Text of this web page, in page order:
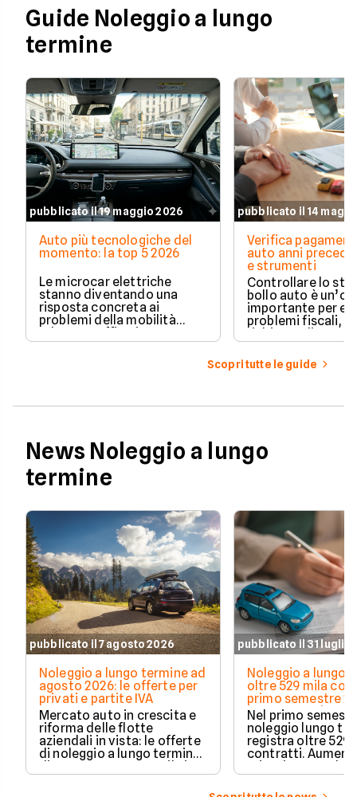
Guide Noleggio a lungo
termine
pubblicato il 19 maggio 2026
Auto più tecnologiche del
momento: la top 5 2026
Le microcar elettriche
stanno diventando una
risposta concreta ai
problemi della mobilità
urbana: traffico intenso,
parcheggi limitati e costi di
pubblicato il 14
Verifica
auto anni
e strumenti
Controllare lo
bollo auto è
importante per
problemi fiscali,
richieste di
inattese.
Scopri tutte le guide
News Noleggio a lungo
termine
pubblicato il 7 agosto 2026
Noleggio a lungo termine ad
agosto 2026: le offerte per
privati e partite IVA
Mercato auto in crescita e
riforma delle flotte
aziendali in vista: le offerte
di noleggio a lungo termine
di agosto 2026 su Facile.it,
per privati e partite IVA.
pubblicato il 31 luglio
Noleggio a lungo
oltre 529 mila
primo semestre
Crescono privati
elettrificate
Nel primo
noleggio lungo
registra oltre 529
contratti.
privati, cresce la
media e
plug-in ed